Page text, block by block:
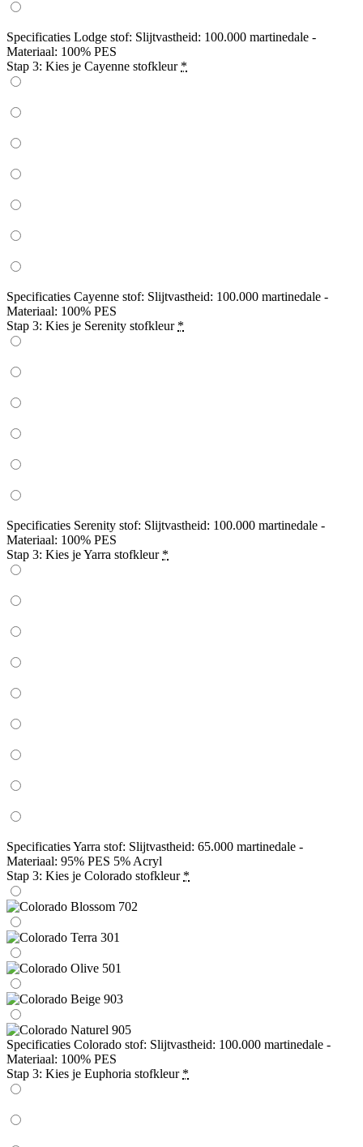
Specificaties Lodge stof: Slijtvastheid: 100.000 martinedale -
Materiaal: 100% PES
Stap 3: Kies je Cayenne stofkleur *
Specificaties Cayenne stof: Slijtvastheid: 100.000 martinedale -
Materiaal: 100% PES
Stap 3: Kies je Serenity stofkleur *
Specificaties Serenity stof: Slijtvastheid: 100.000 martinedale -
Materiaal: 100% PES
Stap 3: Kies je Yarra stofkleur *
Specificaties Yarra stof: Slijtvastheid: 65.000 martinedale -
Materiaal: 95% PES 5% Acryl
Stap 3: Kies je Colorado stofkleur *
Specificaties Colorado stof: Slijtvastheid: 100.000 martinedale -
Materiaal: 100% PES
Stap 3: Kies je Euphoria stofkleur *